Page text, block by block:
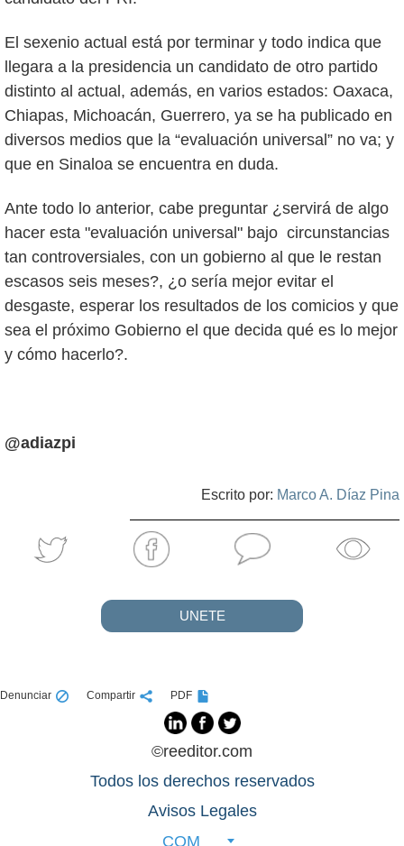
El sexenio actual está por terminar y todo indica que
llegara a la presidencia un candidato de otro partido
distinto al actual, además, en varios estados: Oaxaca,
Chiapas, Michoacán, Guerrero, ya se ha publicado en
diversos medios que la “evaluación universal” no va; y
que en Sinaloa se encuentra en duda.
Ante todo lo anterior, cabe preguntar ¿servirá de algo
hacer esta "evaluación universal" bajo circunstancias
tan controversiales, con un gobierno al que le restan
escasos seis meses?, ¿o sería mejor evitar el
desgaste, esperar los resultados de los comicios y que
sea el próximo Gobierno el que decida qué es lo mejor
y cómo hacerlo?.
@adiazpi
Escrito por: Marco A. Díaz Pina
UNETE
Denunciar Compartir PDF
©reeditor.com
Todos los derechos reservados
Avisos Legales